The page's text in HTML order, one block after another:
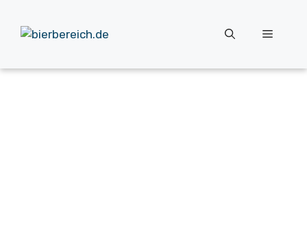
Inhalt
springen
Menü